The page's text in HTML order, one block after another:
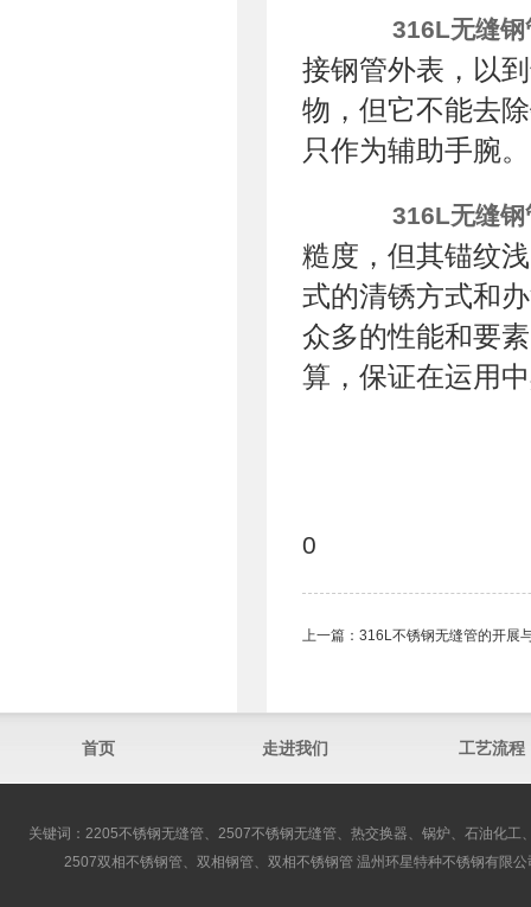
316L无缝钢
接钢管外表，以
物，但它不能去
只作为辅助手腕。
316L无缝钢
糙度，但其锚纹
式的清锈方式和
众多的性能和要
算，保证在运用
0
上一篇： 316L不锈钢无缝管的开展
首页 走进我们 工艺流程
关键词：2205不锈钢无缝管、2507不锈钢无缝管、热交换器、锅炉、石油化
2507双相不锈钢管、双相钢管、双相不锈钢管 温州环星特种不锈钢有限